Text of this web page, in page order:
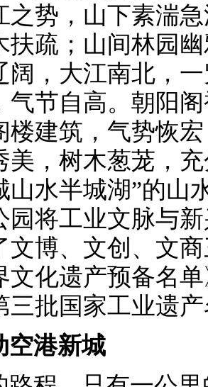
之势，山下素湍
扶疏；山间林园
阔，大江南北，
气节自高。朝阳
楼建筑，气势恢
美，树木葱茏，
山水半城湖”的山
园将工业文脉与
文博、文创、文
文化遗产预备名
三批国家工业遗
空港新城